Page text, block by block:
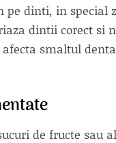
pe dinti, in
dintii corect si
smaltul
de fructe sau